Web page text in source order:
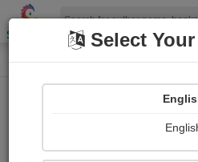
Shopizen
Home Quote Details
Select